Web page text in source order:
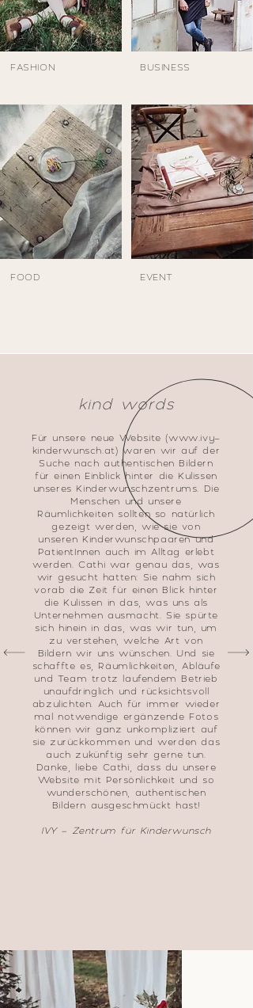
FASHION
FOOD
BUSINESS
EVENT
kind words
Für unsere neue Website (www.ivy-
kinderwunsch.at) waren wir auf der
Suche nach authentischen Bildern
für einen Einblick hinter die Kulissen
unseres Kinderwunschzentrums. Die
Menschen und unsere
Räumlichkeiten sollten so natürlich
gezeigt werden, wie sie von
unseren Kinderwunschpaaren und
PatientInnen auch im Alltag erlebt
werden. Cathi war genau das, was
wir gesucht hatten: Sie nahm sich
vorab die Zeit für einen Blick hinter
die Kulissen in das, was uns als
Unternehmen ausmacht. Sie spürte
sich hinein in das, was wir tun, um
zu verstehen, welche Art von
Bildern wir uns wünschen. Und sie
schaffte es, Räumlichkeiten, Abläufe
und Team trotz laufendem Betrieb
unaufdringlich und rücksichtsvoll
abzulichten. Auch für immer wieder
mal notwendige ergänzende Fotos
können wir ganz unkompliziert auf
sie zurückkommen und werden das
auch zukünftig sehr gerne tun.
Danke, liebe Cathi, dass du unsere
Website mit Persönlichkeit und so
wunderschönen, authentischen
Bildern ausgeschmückt hast!
IVY – Zentrum für Kinderwunsch